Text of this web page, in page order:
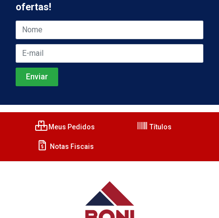
ofertas!
Meus Pedidos Títulos
Notas Fiscais